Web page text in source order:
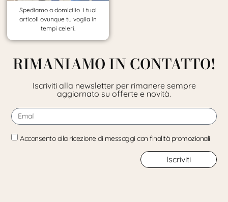
Spediamo a domicilio i tuoi
articoli ovunque tu voglia in
tempi celeri.
RIMANIAMO IN CONTATTO!
Iscriviti alla newsletter per rimanere sempre
aggiornato su offerte e novità.
Acconsento alla ricezione di messaggi con finalità promozionali
Iscriviti